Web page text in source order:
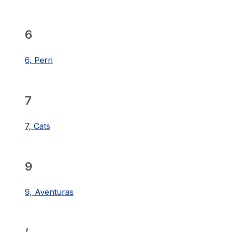
6
6, Perri
7
7, Cats
9
9, Aventuras
‘